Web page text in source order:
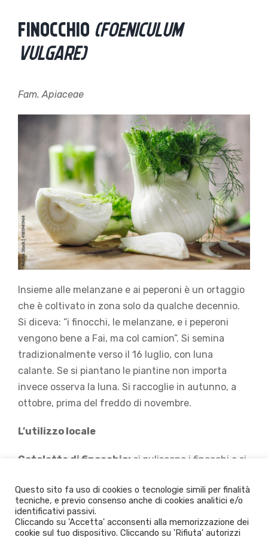
contenuto
FINOCCHIO (FOENICULUM
VULGARE)
Fam. Apiaceae
Insieme alle melanzane e ai peperoni è un ortaggio
che è coltivato in zona solo da qualche decennio.
Si diceva: “i finocchi, le melanzane, e i peperoni
vengono bene a Fai, ma col camion”. Si semina
tradizionalmente verso il 16 luglio, con luna
calante. Se si piantano le piantine non importa
invece osserva la luna. Si raccoglie in autunno, a
ottobre, prima del freddo di novembre.
L’utilizzo locale
Cotoletta di finocchio: si puliscono i finocchi e si
bollente per pochi minuti, si asciugano, si impanano
con uova e pan grattato e sale. Si friggono in
padella con l’olio
Questo sito fa uso di cookies o tecnologie simili per finalità
tecniche, e previo consenso anche di cookies analitici e/o
identificativi passivi.
Cliccando su 'Accetta' acconsenti alla memorizzazione dei
cookie sul tuo dispositivo. Cliccando su 'Rifiuta' autorizzi